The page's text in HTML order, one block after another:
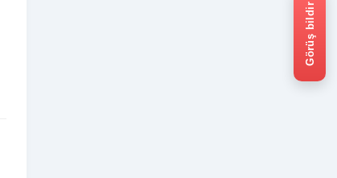
Görüş bildir